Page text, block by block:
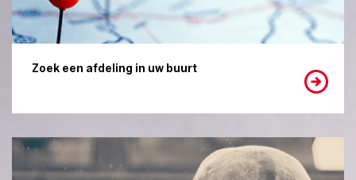
Zoek een afdeling in uw buurt